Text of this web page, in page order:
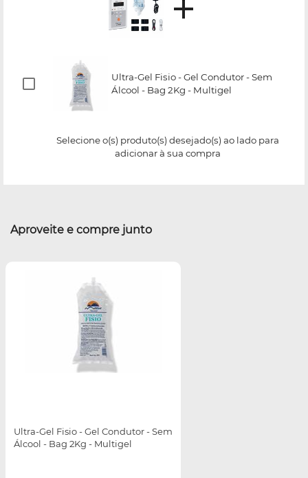
Ultra-Gel Fisio - Gel Condutor - Sem
Álcool - Bag 2Kg - Multigel
Selecione o(s) produto(s) desejado(s) ao lado para
adicionar à sua compra
Aproveite e compre junto
Ultra-Gel Fisio - Gel Condutor - Sem
Álcool - Bag 2Kg - Multigel